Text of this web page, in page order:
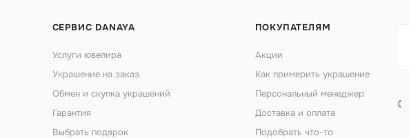
СЕРВИС DANAYA
Услуги ювелира
Украшение на заказ
Обмен и скупка украшений
Гарантия
Выбрать подарок
ПОКУПАТЕЛЯМ
Акции
Как примерить украшение
Персональный менеджер
Доставка и оплата
Подобрать что-то